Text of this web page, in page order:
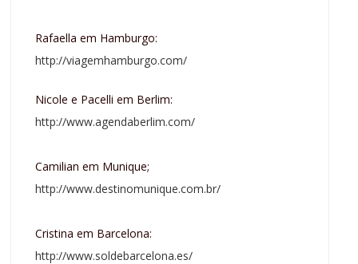
Rafaella em Hamburgo:
http://viagemhamburgo.com/
Nicole e Pacelli em Berlim:
http://www.agendaberlim.com/
Camilian em Munique;
http://www.destinomunique.com.br/
Cristina em Barcelona:
http://www.soldebarcelona.es/